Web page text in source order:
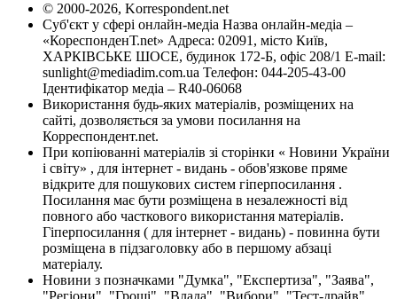
© 2000-2026, Korrespondent.net
Суб'єкт у сфері онлайн-медіа Назва онлайн-медіа –
«КореспонденТ.net» Адреса: 02091, місто Київ,
ХАРКІВСЬКЕ ШОСЕ, будинок 172-Б, офіс 208/1 E-mail:
sunlight@mediadim.com.ua Телефон: 044-205-43-00
Ідентифікатор медіа – R40-06068
Використання будь-яких матеріалів, розміщених на
сайті, дозволяється за умови посилання на
Корреспондент.net.
При копіюванні матеріалів зі сторінки « Новини України
і світу» , для інтернет - видань - обов'язкове пряме
відкрите для пошукових систем гіперпосилання .
Посилання має бути розміщена в незалежності від
повного або часткового використання матеріалів.
Гіперпосилання ( для інтернет - видань) - повинна бути
розміщена в підзаголовку або в першому абзаці
матеріалу.
Новини з позначками "Думка", "Експертиза", "Заява",